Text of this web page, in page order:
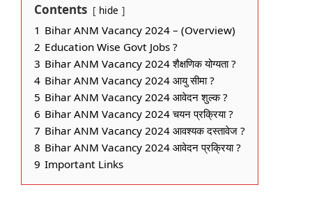
Contents hide
1 Bihar ANM Vacancy 2024 – (Overview)
2 Education Wise Govt Jobs ?
3 Bihar ANM Vacancy 2024 शैक्षणिक योग्यता ?
4 Bihar ANM Vacancy 2024 आयु सीमा ?
5 Bihar ANM Vacancy 2024 आवेदन शुल्क ?
6 Bihar ANM Vacancy 2024 चयन प्रक्रिया ?
7 Bihar ANM Vacancy 2024 आवश्यक दस्तावेज ?
8 Bihar ANM Vacancy 2024 आवेदन प्रक्रिया ?
9 Important Links